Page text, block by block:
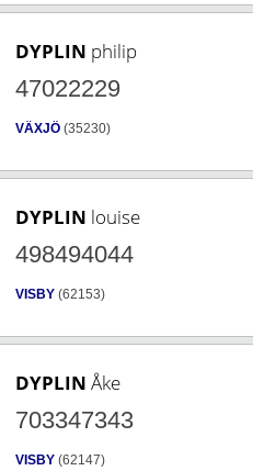
DYPLIN philip
47022229
VÄXJÖ (35230)
DYPLIN louise
498494044
VISBY (62153)
DYPLIN Åke
703347343
VISBY (62147)